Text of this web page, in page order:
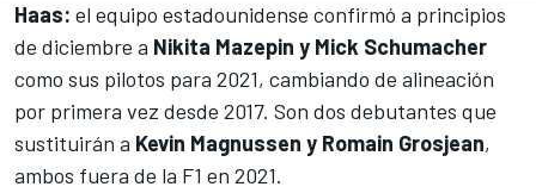
Haas: el equipo estadounidense confirmó a principios
de diciembre a Nikita Mazepin y Mick Schumacher
como sus pilotos para 2021, cambiando de alineación
por primera vez desde 2017. Son dos debutantes que
sustituirán a Kevin Magnussen y Romain Grosjean,
ambos fuera de la F1 en 2021.